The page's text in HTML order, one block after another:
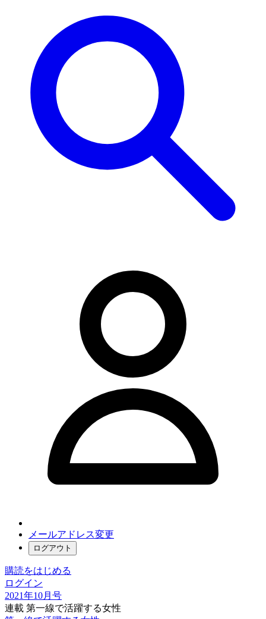
メールアドレス変更
ログアウト
購読をはじめる
ログイン
2021年10月号
連載 第一線で活躍する女性